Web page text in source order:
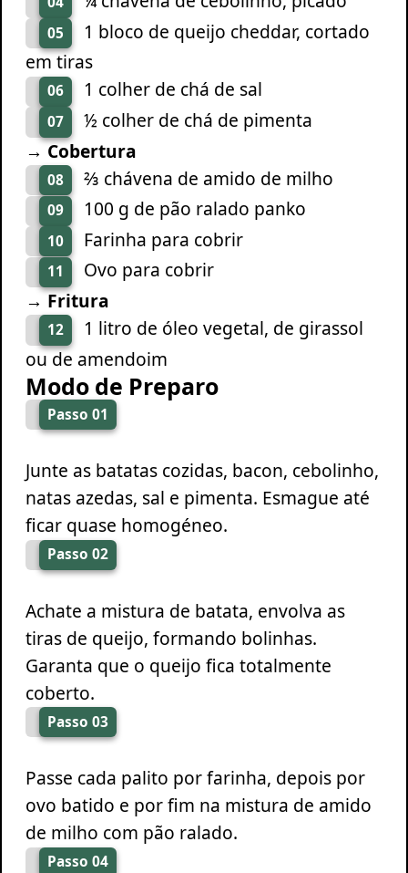
05
1 bloco de queijo cheddar, cortado
em tiras
06 1 colher de chá de sal
07
½ colher de chá de pimenta
→ Cobertura
08 ⅔ chávena de amido de milho
09 100 g de pão ralado panko
10 Farinha para cobrir
11
Ovo para cobrir
→ Fritura
12
1 litro de óleo vegetal, de girassol
ou de amendoim
Modo de Preparo
Passo 01
Junte as batatas cozidas, bacon, cebolinho,
natas azedas, sal e pimenta. Esmague até
ficar quase homogéneo.
Passo 02
Achate a mistura de batata, envolva as
tiras de queijo, formando bolinhas.
Garanta que o queijo fica totalmente
coberto.
Passo 03
Passe cada palito por farinha, depois por
ovo batido e por fim na mistura de amido
de milho com pão ralado.
Passo 04